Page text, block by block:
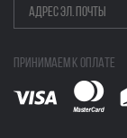
Принимаем к оплате